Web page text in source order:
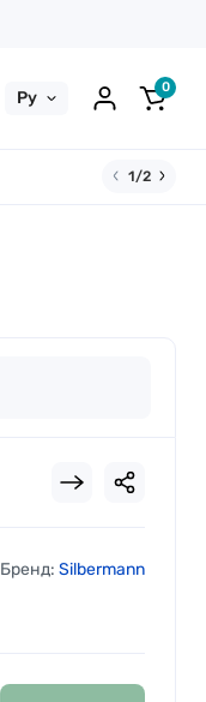
Ру
0
1/2
Бренд: Silbermann